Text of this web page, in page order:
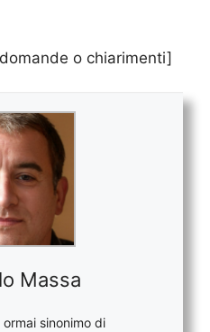
o chiarimenti]
Massa
sinonimo di